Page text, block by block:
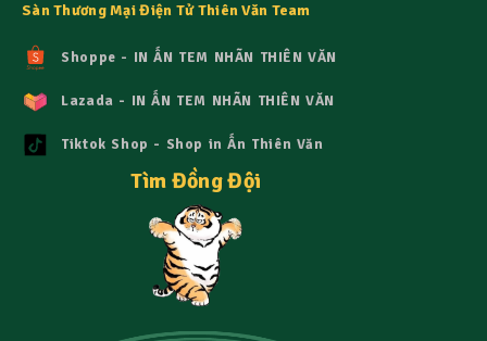
Sàn Thương Mại Điện Tử Thiên Văn Team
Shoppe - IN ẤN TEM NHÃN THIÊN VĂN
Lazada - IN ẤN TEM NHÃN THIÊN VĂN
Tiktok Shop - Shop in Ấn Thiên Văn
Tìm Đồng Đội